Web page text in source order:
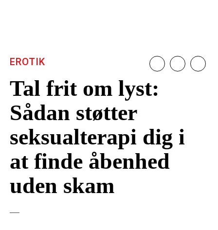
Tal frit om lyst:
Sådan støtter
seksualterapi dig i
at finde åbenhed
uden skam
EROTIK